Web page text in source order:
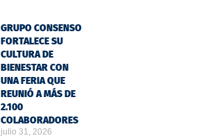
GRUPO CONSENSO
FORTALECE SU
CULTURA DE
BIENESTAR CON
UNA FERIA QUE
REUNIÓ A MÁS DE
2.100
COLABORADORES
julio 31, 2026